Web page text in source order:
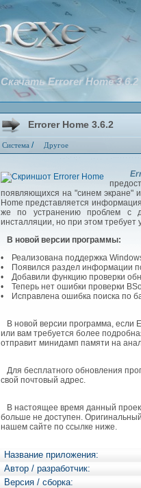
Errorer Home 3.6.2
Система / Другое
Скачать Errorer Home 3.6.2
появляющихся на "синем экране"
Home представляется
же по устранению проблем с
инсталляции, но при этом требует
В новой версии программы:
• Реализована поддержка
• Появился раздел информации
• Добавили функцию проверки
• Теперь нет ошибки проверки
• Исправлена ошибка поиска по
В новой версии программа, если
или вам требуется более
отправит минидамп памяти на
Для бесплатного обновления
свой почтовый адрес.
В настоящее время данный
больше не доступен.
нашем сайте по ссылке ниже.
Название приложения:
Автор / разработчик:
Версия / сборка: